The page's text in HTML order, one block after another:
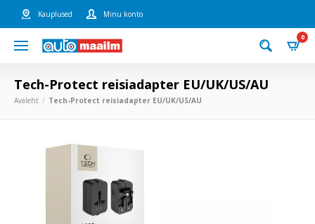
Kauplused Minu konto
0
Tech-Protect reisiadapter EU/UK/US/AU
Avaleht Tech-Protect reisiadapter EU/UK/US/AU